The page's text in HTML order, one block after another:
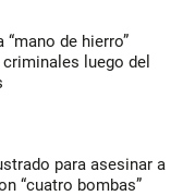
de hierro”
luego del
para asesinar a
“cuatro bombas”